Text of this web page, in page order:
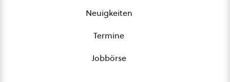
Neuigkeiten
Termine
Jobbörse